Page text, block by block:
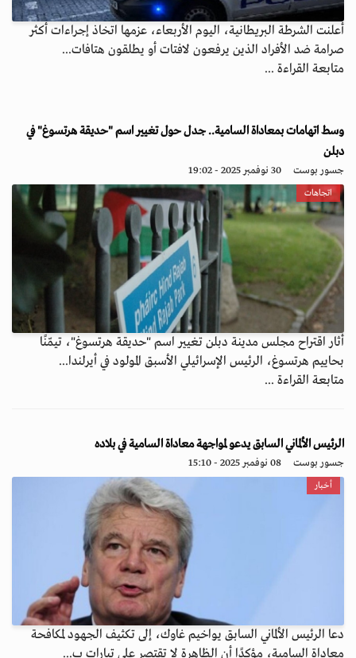
أعلنت الشرطة البريطانية، اليوم الأربعاء، عزمها اتخاذ إجراءات أكثر
صرامة ضد الأفراد الذين يرفعون لافتات أو يطلقون هتافات...
متابعة القراءة ...
وسط اتهامات بمعاداة السامية.. جدل حول تغيير اسم "حديقة هرتسوغ" في
دبلن
جسور بوست 30 نوفمبر 2025 - 19:02
اتجاهات
أثار اقتراح مجلس مدينة دبلن تغيير اسم "حديقة هرتسوغ"، تيمّنًا
بحاييم هرتسوغ، الرئيس الإسرائيلي الأسبق المولود في أيرلندا...
متابعة القراءة ...
الرئيس الألماني السابق يدعو لمواجهة معاداة السامية في بلاده
جسور بوست 08 نوفمبر 2025 - 15:10
أخبار
دعا الرئيس الألماني السابق يواخيم غاوك، إلى تكثيف الجهود لمكافحة
معاداة السامية، مؤكدًا أن الظاهرة لا تقتصر على تيارات ب...